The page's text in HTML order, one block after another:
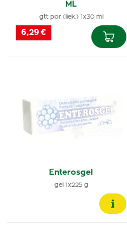
ML
gtt por (liek.) 1x30 ml
6,29 €
Enterosgel
gel 1x225 g